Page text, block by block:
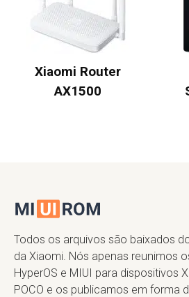
Xiaomi Router
AX1500
Todos os arquivos são baixados
da Xiaomi. Nós apenas reunimos
HyperOS e MIUI para dispositivos
POCO e os publicamos em forma